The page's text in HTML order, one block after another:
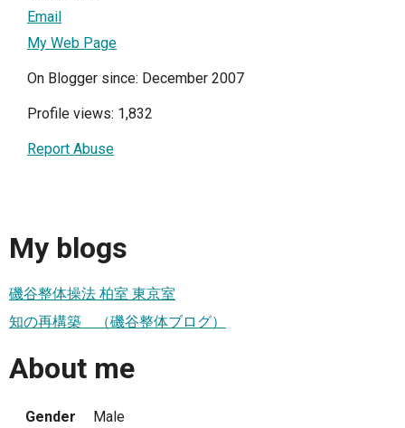
Email
My Web Page
On Blogger since: December 2007
Profile views: 1,832
Report Abuse
My blogs
磯谷整体操法 柏室 東京室
知の再構築 （磯谷整体ブログ）
About me
Gender Male